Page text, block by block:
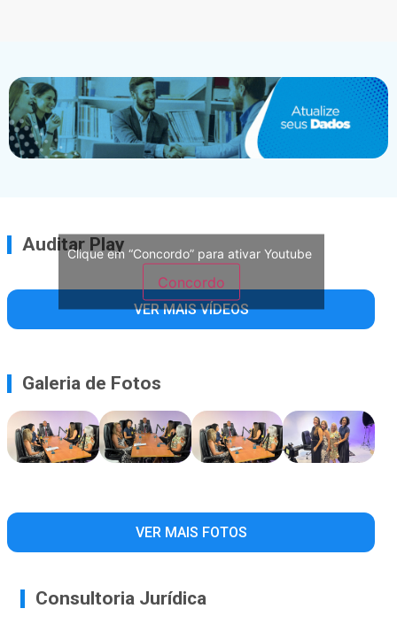
Auditar Play
Clique em “Concordo” para ativar Youtube
Concordo
VER MAIS VÍDEOS
Galeria de Fotos
VER MAIS FOTOS
Consultoria Jurídica